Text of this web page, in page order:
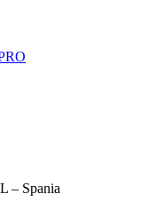
– Spania